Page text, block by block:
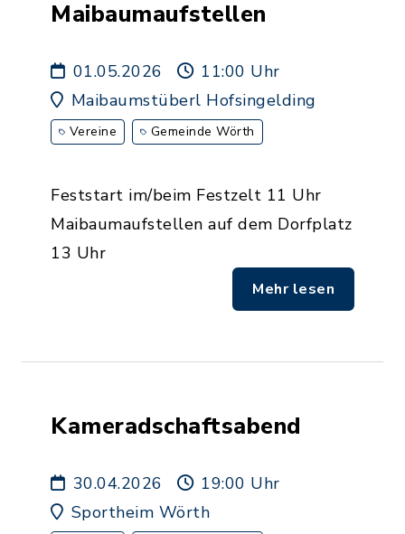
Maibaumaufstellen
01.05.2026
11:00 Uhr
Maibaumstüberl Hofsingelding
Vereine Gemeinde Wörth
Feststart im/beim Festzelt 11 Uhr
Maibaumaufstellen auf dem Dorfplatz
13 Uhr
Mehr lesen
Kameradschaftsabend
30.04.2026
19:00 Uhr
Sportheim Wörth